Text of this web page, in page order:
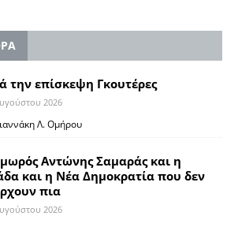
την επίσκεψη Γκουτέρες
2026
Λ. Ομήρου
Αντώνης Σαμαράς και η
και η Νέα Δημοκρατία που δεν
πια
2026